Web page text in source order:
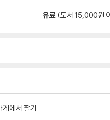
유료 (도서 15,000원
게에서 팔기